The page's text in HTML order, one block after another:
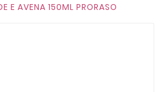
E AVENA 150ML PRORASO